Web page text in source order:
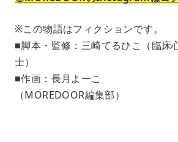
※この物語はフィクションです。
■脚本・監修：三崎てるひこ（臨床
士）
■作画：長月よーこ
（MOREDOOR編集部）